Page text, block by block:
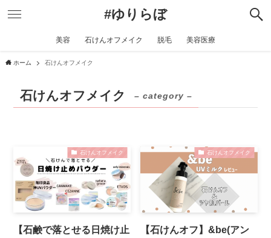
#ゆりらぼ
美容 石けんオフメイク 脱毛 美容医療
ホーム 石けんオフメイク
石けんオフメイク – category –
石けんオフメイク
【石鹸で落とせる日焼け止
石けんオフメイク
【石けんオフ】&be(アン